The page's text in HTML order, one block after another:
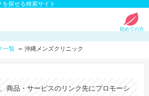
探せる検索サイト
初めての方
一覧 沖縄メンズクリニック
商品・サービスのリンク先にプロモーシ